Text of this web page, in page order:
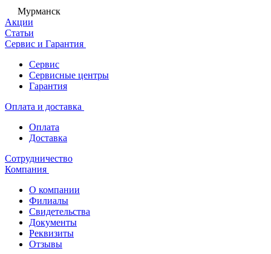
Мурманск
Акции
Статьи
Сервис и Гарантия
Сервис
Сервисные центры
Гарантия
Оплата и доставка
Оплата
Доставка
Сотрудничество
Компания
О компании
Филиалы
Свидетельства
Документы
Реквизиты
Отзывы